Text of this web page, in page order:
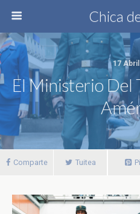
Chica
17
El Ministerio Del
Comparte Tuitea